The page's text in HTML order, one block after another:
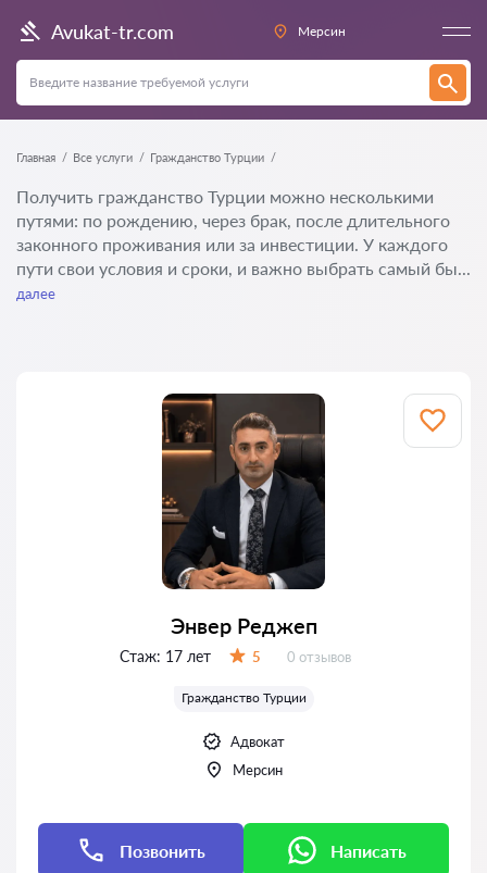
Avukat-tr.com Мерсин
Главная Все услуги Гражданство Турции
Получить гражданство Турции можно несколькими
путями: по рождению, через брак, после длительного
законного проживания или за инвестиции. У каждого
пути свои условия и сроки, и важно выбрать самый бы...
далее
Энвер Реджеп
Стаж: 17 лет 5 Отзывов:
0 отзывов
Гражданство Турции
Адвокат
Мерсин
Позвонить Написать